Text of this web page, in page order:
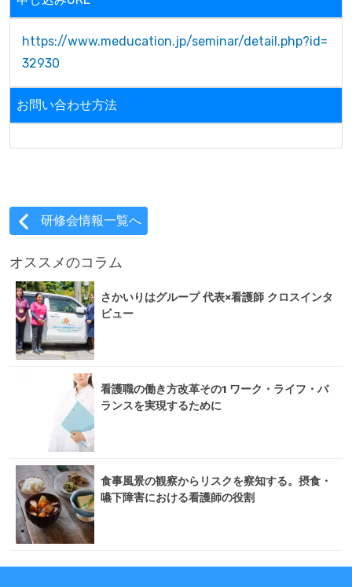
https://www.meducation.jp/seminar/detail.php?id=
32930
お問い合わせ方法
研修会情報一覧へ
オススメのコラム
さかいりはグループ 代表×看護師 クロスインタ
ビュー
看護職の働き方改革その1 ワーク・ライフ・バ
ランスを実現するために
食事風景の観察からリスクを察知する。摂食・
嚥下障害における看護師の役割